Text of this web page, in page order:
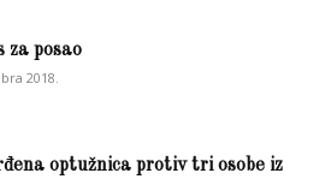
za posao
2018.
optužnica protiv tri osobe iz